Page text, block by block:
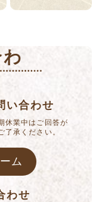
い合わせ
休業中はご回答が
承ください。
ム
わせ